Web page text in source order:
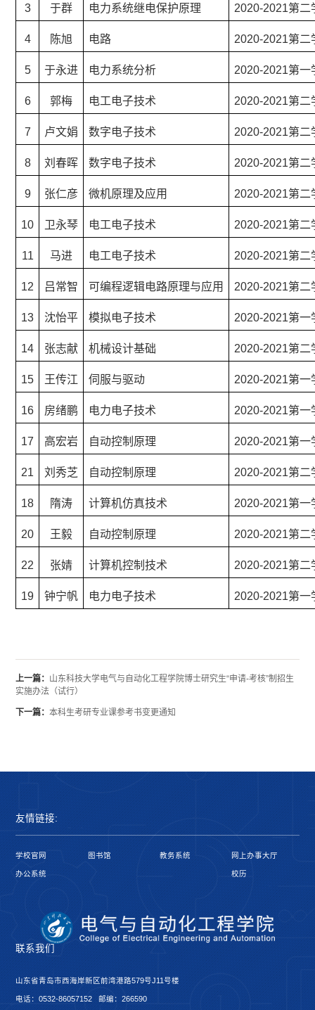
3 于群 电力系统继电保护原理 2020-2021第二
4 陈旭 电路 2020-2021第二
5 于永进 电力系统分析 2020-2021第一
6 郭梅 电工电子技术 2020-2021第二
7 卢文娟 数字电子技术 2020-2021第二
8 刘春晖 数字电子技术 2020-2021第二
9 张仁彦 微机原理及应用 2020-2021第二
10 卫永琴 电工电子技术 2020-2021第二
11 马进 电工电子技术 2020-2021第二
12 吕常智 可编程逻辑电路原理与应用 2020-2021第二
13 沈怡平 模拟电子技术 2020-2021第一
14 张志献 机械设计基础 2020-2021第二
15 王传江 伺服与驱动 2020-2021第一
16 房绪鹏 电力电子技术 2020-2021第一
17 高宏岩 自动控制原理 2020-2021第一
21 刘秀芝 自动控制原理 2020-2021第二
18 隋涛 计算机仿真技术 2020-2021第一
20 王毅 自动控制原理 2020-2021第二
22 张婧 计算机控制技术 2020-2021第二
19 钟宁帆 电力电子技术 2020-2021第一
上一篇： 山东科技大学电气与自动化工程学院博士研究生“申请-考核”制招生
实施办法（试行）
下一篇：本科生考研专业课参考书变更通知
友情链接:
学校官网 图书馆 教务系统 网上办事大厅
办公系统 校历
联系我们
山东省青岛市西海岸新区前湾港路579号J11号楼
电话：0532-86057152 邮编：266590